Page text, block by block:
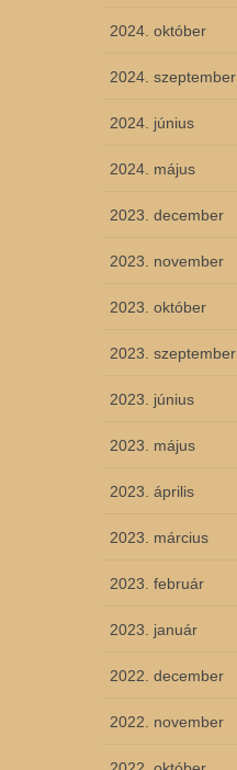
2024. október
2024. szeptember
2024. június
2024. május
2023. december
2023. november
2023. október
2023. szeptember
2023. június
2023. május
2023. április
2023. március
2023. február
2023. január
2022. december
2022. november